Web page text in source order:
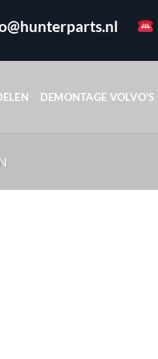
DEMONTAGE VOLVO’S